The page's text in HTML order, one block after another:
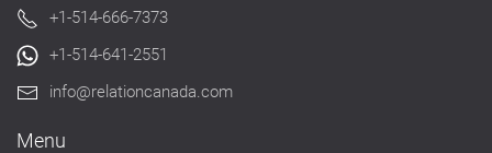
+1-514-666-7373
+1-514-641-2551
info@relationcanada.com
Menu